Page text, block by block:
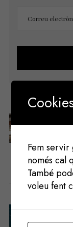
Fem
només cal
També
voleu fent